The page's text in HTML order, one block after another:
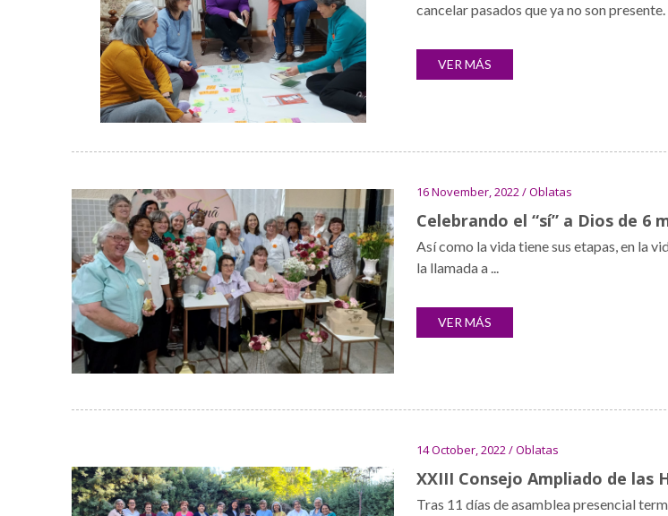
cancelar pasados que ya no son presente.
VER MÁS
16 November, 2022 / Oblatas
Celebrando el “sí” a Dios de 6
Así como la vida tiene sus etapas, en la
la llamada a ...
VER MÁS
14 October, 2022 / Oblatas
XXIII Consejo Ampliado de las
Tras 11 días de asamblea presencial